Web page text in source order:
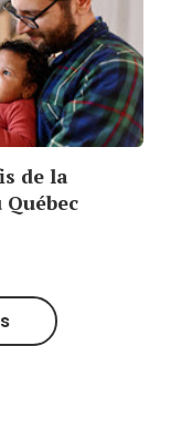
de la